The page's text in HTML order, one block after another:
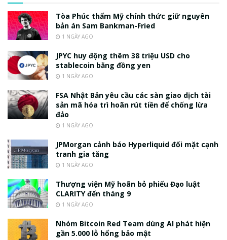
Tòa Phúc thẩm Mỹ chính thức giữ nguyên
bản án Sam Bankman-Fried
1 NGÀY AGO
JPYC huy động thêm 38 triệu USD cho
stablecoin bằng đồng yen
1 NGÀY AGO
FSA Nhật Bản yêu cầu các sàn giao dịch tài
sản mã hóa trì hoãn rút tiền để chống lừa
đảo
1 NGÀY AGO
JPMorgan cảnh báo Hyperliquid đối mặt cạnh
tranh gia tăng
1 NGÀY AGO
Thượng viện Mỹ hoãn bỏ phiếu Đạo luật
CLARITY đến tháng 9
1 NGÀY AGO
Nhóm Bitcoin Red Team dùng AI phát hiện
gần 5.000 lỗ hổng bảo mật